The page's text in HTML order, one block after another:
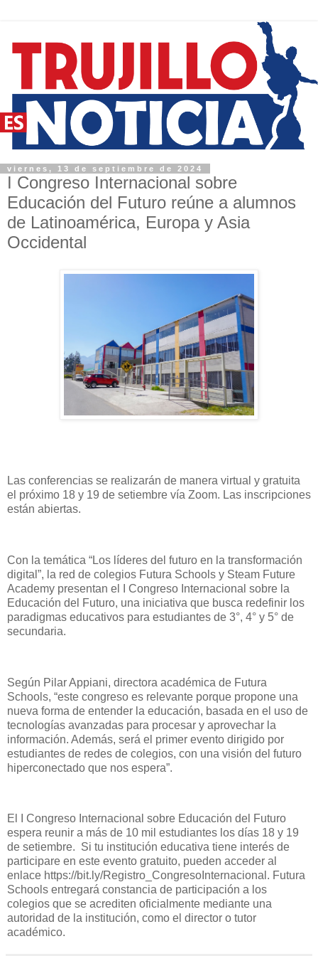
viernes, 13 de septiembre de 2024
I Congreso Internacional sobre
Educación del Futuro reúne a alumnos
de Latinoamérica, Europa y Asia
Occidental
Las conferencias se realizarán de manera virtual y gratuita
el próximo 18 y 19 de setiembre vía Zoom. Las inscripciones
están abiertas.
Con la temática “Los líderes del futuro en la transformación
digital”, la red de colegios Futura Schools y Steam Future
Academy presentan el I Congreso Internacional sobre la
Educación del Futuro, una iniciativa que busca redefinir los
paradigmas educativos para estudiantes de 3°, 4° y 5° de
secundaria.
Según Pilar Appiani, directora académica de Futura
Schools, “este congreso es relevante porque propone una
nueva forma de entender la educación, basada en el uso de
tecnologías avanzadas para procesar y aprovechar la
información. Además, será el primer evento dirigido por
estudiantes de redes de colegios, con una visión del futuro
hiperconectado que nos espera”.
El I Congreso Internacional sobre Educación del Futuro
espera reunir a más de 10 mil estudiantes los días 18 y 19
de setiembre. Si tu institución educativa tiene interés de
participare en este evento gratuito, pueden acceder al
enlace https://bit.ly/Registro_CongresoInternacional. Futura
Schools entregará constancia de participación a los
colegios que se acrediten oficialmente mediante una
autoridad de la institución, como el director o tutor
académico.